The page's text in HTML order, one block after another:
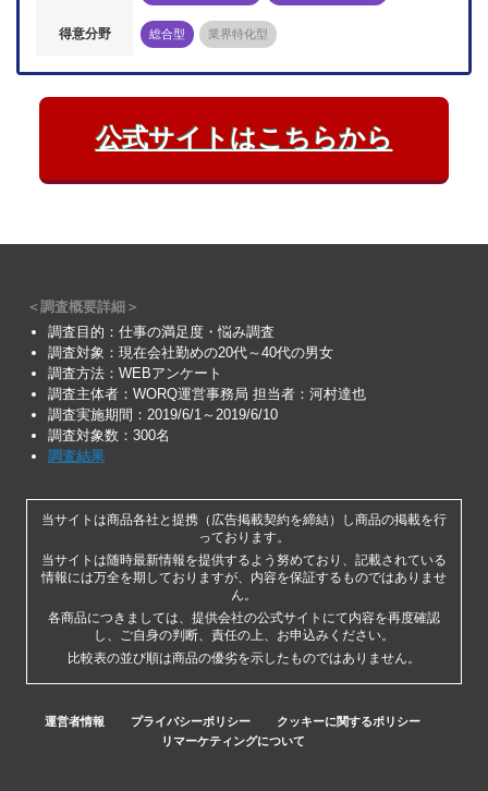
得意分野 総合型 業界特化型
公式サイトはこちらから
＜調査概要詳細＞
調査目的：仕事の満足度・悩み調査
調査対象：現在会社勤めの20代～40代の男女
調査方法：WEBアンケート
調査主体者：WORQ運営事務局 担当者：河村達也
調査実施期間：2019/6/1～2019/6/10
調査対象数：300名
調査結果
当サイトは商品各社と提携（広告掲載契約を締結）し商品の掲載を行
っております。
当サイトは随時最新情報を提供するよう努めており、記載されている
情報には万全を期しておりますが、内容を保証するものではありませ
ん。
各商品につきましては、提供会社の公式サイトにて内容を再度確認
し、ご自身の判断、責任の上、お申込みください。
比較表の並び順は商品の優劣を示したものではありません。
運営者情報 プライバシーポリシー
クッキーに関するポリシー
リマーケティングについて